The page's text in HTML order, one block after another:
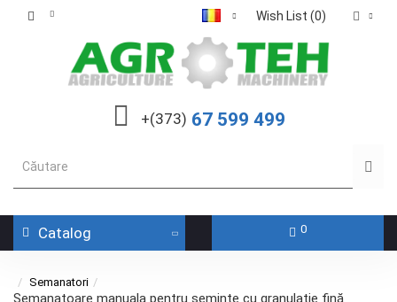
Wish List (0)
+(373) 67 599 499
Catalog 0
Semanatori
Semanatoare manuala pentru semințe cu granulatie fină